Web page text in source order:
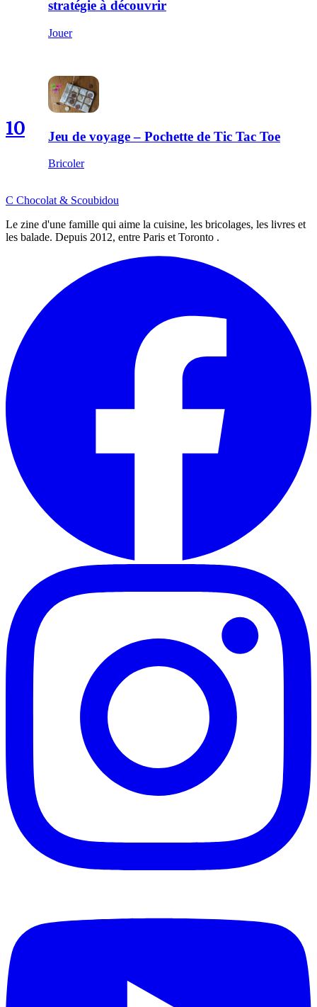
stratégie à découvrir
Jouer
10 Jeu de voyage – Pochette de Tic Tac Toe
Bricoler
C Chocolat & Scoubidou
Le zine d'une famille qui aime la cuisine, les bricolages, les livres et
les balade. Depuis 2012, entre Paris et Toronto .